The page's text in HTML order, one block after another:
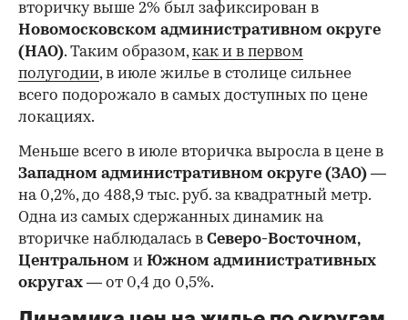
вторичку выше 2% был зафиксирован в
Новомосковском административном округе
(НАО). Таким образом,как и в первом
полугодии, в июле жилье в столице сильнее
всего подорожало в самых доступных по цене
локациях.
Меньше всего в июле вторичка выросла в цене в
Западном административном округе (ЗАО) —
на 0,2%, до 488,9 тыс. руб. за квадратный метр.
Одна из самых сдержанных динамик на
вторичке наблюдалась в Северо-Восточном,
Центральном и Южном административных
округах — от 0,4 до 0,5%.